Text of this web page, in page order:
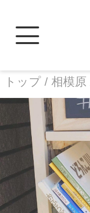
トップ / 相模原
X
加